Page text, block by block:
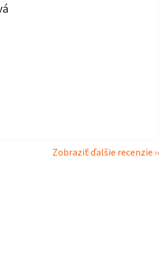
z 5 hviezdičiek.
z 5 hviezdičiek.
z 5 hviezdičiek.
Zobraziť ďalšie recenzie